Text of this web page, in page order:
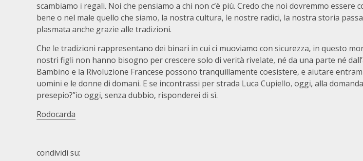
scambiamo i regali. Noi che pensiamo a chi non c’è più. Credo che noi dovremmo essere
bene o nel male quello che siamo, la nostra cultura, le nostre radici, la nostra storia
plasmata anche grazie alle tradizioni.
Che le tradizioni rappresentano dei binari in cui ci muoviamo con sicurezza, in questo
nostri figli non hanno bisogno per crescere solo di verità rivelate, né da una parte né
Bambino e la Rivoluzione Francese possono tranquillamente coesistere, e aiutare
uomini e le donne di domani. E se incontrassi per strada Luca Cupiello, oggi, alla domanda
presepio?”io oggi, senza dubbio, risponderei di sì.
Rodocarda
condividi su: